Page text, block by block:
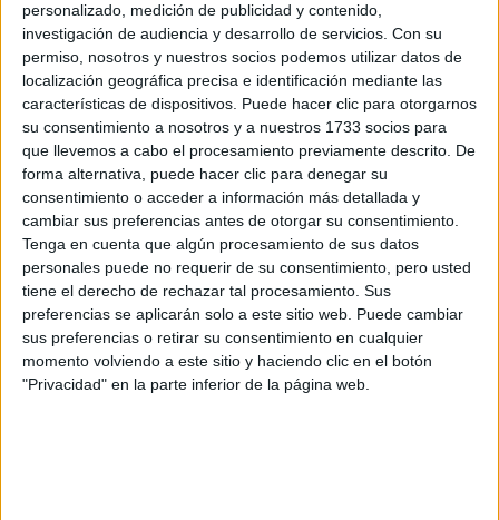
personalizado, medición de publicidad y contenido,
investigación de audiencia y desarrollo de servicios. Con su
permiso, nosotros y nuestros socios podemos utilizar datos de
localización geográfica precisa e identificación mediante las
características de dispositivos. Puede hacer clic para otorgarnos
su consentimiento a nosotros y a nuestros 1733 socios para
que llevemos a cabo el procesamiento previamente descrito. De
forma alternativa, puede hacer clic para denegar su
consentimiento o acceder a información más detallada y
cambiar sus preferencias antes de otorgar su consentimiento.
Tenga en cuenta que algún procesamiento de sus datos
personales puede no requerir de su consentimiento, pero usted
tiene el derecho de rechazar tal procesamiento. Sus
preferencias se aplicarán solo a este sitio web. Puede cambiar
sus preferencias o retirar su consentimiento en cualquier
momento volviendo a este sitio y haciendo clic en el botón
"Privacidad" en la parte inferior de la página web.
Soy:*
Chico
Chica
¿En qué año terminas (o terminaste) bachillerato o FP?
Soy estudiante de:*
Términos y Condiciones de Uso
Aceptolos Términos y Condicionesde uso*